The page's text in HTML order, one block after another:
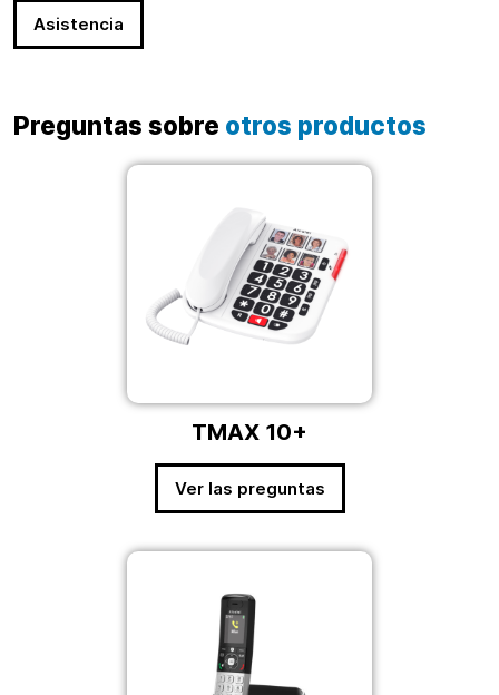
Asistencia
Preguntas sobre otros productos
TMAX 10+
Ver las preguntas